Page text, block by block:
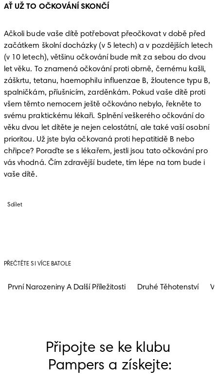
AŤ UŽ TO OČKOVÁNÍ SKONČÍ
Ačkoli bude vaše dítě potřebovat přeočkovat v době před
začátkem školní docházky (v 5 letech) a v pozdějších letech
(v 10 letech), většinu očkování bude mít za sebou do dvou
let věku. To znamená očkování proti obrně, černému kašli,
záškrtu, tetanu, haemophilu influenzae B, žloutence typu B,
spalničkám, příušnicím, zarděnkám. Pokud vaše dítě proti
všem těmto nemocem ještě očkováno nebylo, řekněte to
svému praktickému lékaři. Splnění veškerého očkování do
věku dvou let dítěte je nejen celostátní, ale také vaší osobní
prioritou. Už jste byla očkovaná proti hepatitidě B nebo
chřipce? Poraďte se s lékařem, jestli jsou tato očkování pro
vás vhodná. Čím zdravější budete, tím lépe na tom bude i
vaše dítě.
Sdílet
PŘEČTĚTE SI VÍCE BATOLE
První Narozeniny A Další Příležitosti Druhé Těhotenství
Připojte se ke klubu
Pampers a získejte: